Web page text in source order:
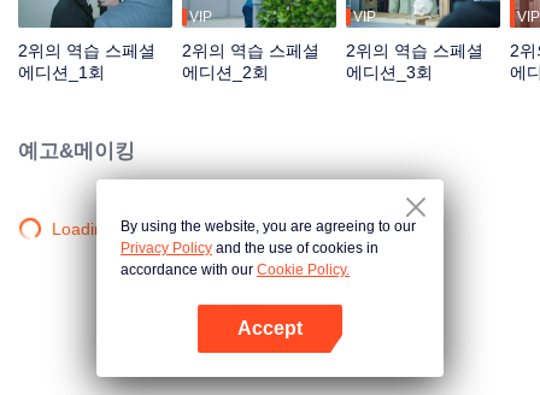
꼭 역전하겠다고 다짐한다. 공부는 모를지라도 작장에서 꼭 그 사람을 밟아 본
2위의 역습 스페셜
에디션_1회
VIP
2위의 역습 스페셜
에디션_2회
VIP
2위의 역습 스페셜
에디션_3회
VIP
2
에
예고&메이킹
Loading…By using the website, you are agreeing to our
Privacy Policy and the use of cookies in
accordance with our Cookie Policy.
Accept